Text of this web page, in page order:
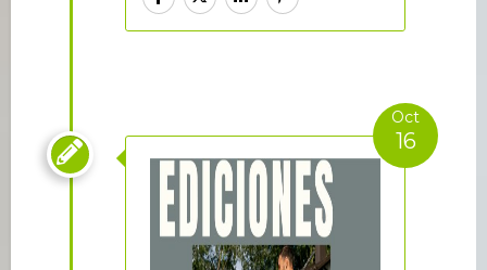

Oct
16